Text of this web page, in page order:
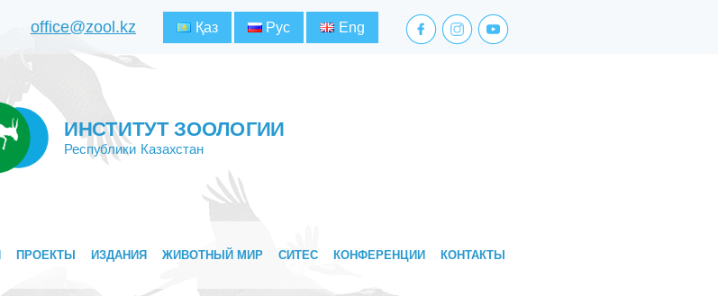
office@zool.kz Қаз Рус Eng facebook.com
instagram.com
youtube.com
ИНСТИТУТ ЗООЛОГИИ
Республики Казахстан
ПРОЕКТЫ ИЗДАНИЯ ЖИВОТНЫЙ МИР СИТЕС КОНФЕРЕНЦИИ КОНТАКТЫ